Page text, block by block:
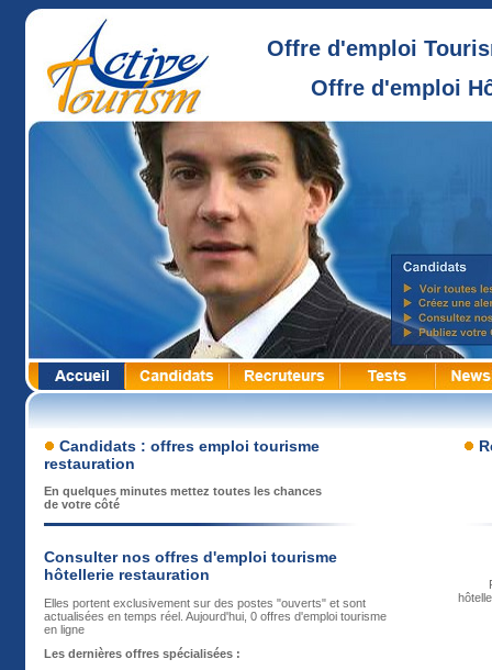
Offre d'emploi
Offre d'emploi
Candidats : offres emploi tourisme
restauration
En quelques minutes mettez toutes les chances
de votre côté
Consulter nos offres d'emploi tourisme
hôtellerie restauration
Elles portent exclusivement sur des postes "ouverts" et sont
actualisées en temps réel. Aujourd'hui, 0 offres d'emploi tourisme
en ligne
Les dernières offres spécialisées :